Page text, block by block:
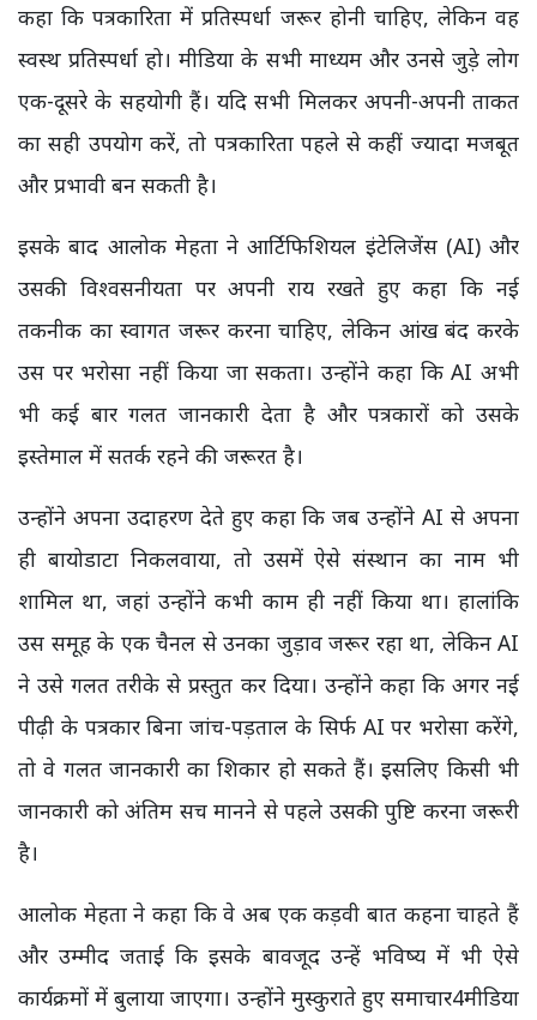
कहा कि पत्रकारिता में प्रतिस्पर्धा जरूर होनी चाहिए, लेकिन वह
स्वस्थ प्रतिस्पर्धा हो। मीडिया के सभी माध्यम और उनसे जुड़े लोग
एक-दूसरे के सहयोगी हैं। यदि सभी मिलकर अपनी-अपनी ताकत
का सही उपयोग करें, तो पत्रकारिता पहले से कहीं ज्यादा मजबूत
और प्रभावी बन सकती है।
इसके बाद आलोक मेहता ने आर्टिफिशियल इंटेलिजेंस (AI) और
उसकी विश्वसनीयता पर अपनी राय रखते हुए कहा कि नई
तकनीक का स्वागत जरूर करना चाहिए, लेकिन आंख बंद करके
उस पर भरोसा नहीं किया जा सकता। उन्होंने कहा कि AI अभी
भी कई बार गलत जानकारी देता है और पत्रकारों को उसके
इस्तेमाल में सतर्क रहने की जरूरत है।
उन्होंने अपना उदाहरण देते हुए कहा कि जब उन्होंने AI से अपना
ही बायोडाटा निकलवाया, तो उसमें ऐसे संस्थान का नाम भी
शामिल था, जहां उन्होंने कभी काम ही नहीं किया था। हालांकि
उस समूह के एक चैनल से उनका जुड़ाव जरूर रहा था, लेकिन AI
ने उसे गलत तरीके से प्रस्तुत कर दिया। उन्होंने कहा कि अगर नई
पीढ़ी के पत्रकार बिना जांच-पड़ताल के सिर्फ AI पर भरोसा करेंगे,
तो वे गलत जानकारी का शिकार हो सकते हैं। इसलिए किसी भी
जानकारी को अंतिम सच मानने से पहले उसकी पुष्टि करना जरूरी
है।
आलोक मेहता ने कहा कि वे अब एक कड़वी बात कहना चाहते हैं
और उम्मीद जताई कि इसके बावजूद उन्हें भविष्य में भी ऐसे
कार्यक्रमों में बुलाया जाएगा। उन्होंने मुस्कुराते हुए समाचार4मीडिया